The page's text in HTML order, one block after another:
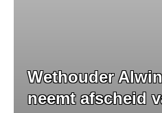
Wethouder
neemt afscheid